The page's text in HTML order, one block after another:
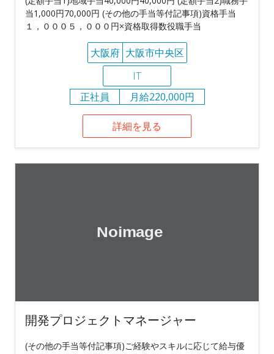
当1,000円70,000円 (その他の手当等付記事項)資格手当
１，０００５，０００円×資格取得数役職手当
大阪府 大阪市中央区
IT
正社員
月給220,000円
詳細を見る
開発プロジェクトマネージャー
(その他の手当等付記事項)ご経験やスキルに応じて給与優